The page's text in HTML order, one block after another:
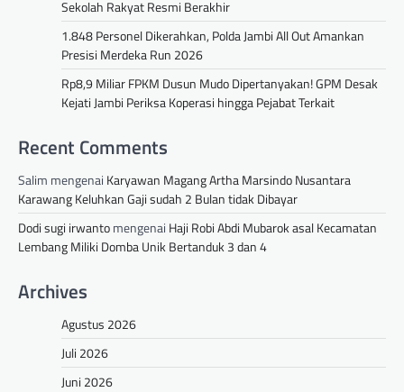
Sekolah Rakyat Resmi Berakhir
1.848 Personel Dikerahkan, Polda Jambi All Out Amankan
Presisi Merdeka Run 2026
Rp8,9 Miliar FPKM Dusun Mudo Dipertanyakan! GPM Desak
Kejati Jambi Periksa Koperasi hingga Pejabat Terkait
Recent Comments
Salim mengenai Karyawan Magang Artha Marsindo Nusantara
Karawang Keluhkan Gaji sudah 2 Bulan tidak Dibayar
Dodi sugi irwantomengenai Haji Robi Abdi Mubarok asal Kecamatan
Lembang Miliki Domba Unik Bertanduk 3 dan 4
Archives
Agustus 2026
Juli 2026
Juni 2026